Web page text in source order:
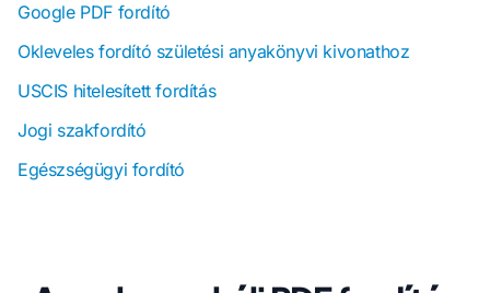
Google PDF fordító
Okleveles fordító születési anyakönyvi kivonathoz
USCIS hitelesített fordítás
Jogi szakfordító
Egészségügyi fordító